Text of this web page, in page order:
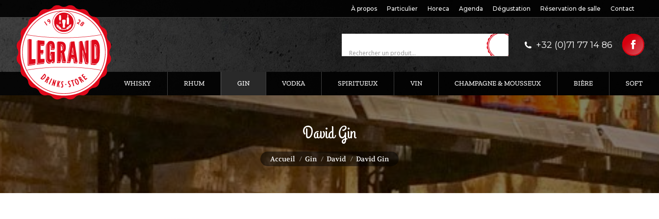
À propos Particulier Horeca Agenda Dégustation Réservation de salle Contact
+32 (0)71 77 14 86
WHISKY RHUM GIN VODKA SPIRITUEUX VIN CHAMPAGNE & MOUSSEUX BIÈRE SOFT
David Gin
Vous êtes ici :
Accueil Gin David David Gin